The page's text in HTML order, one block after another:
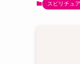
スピリチュ